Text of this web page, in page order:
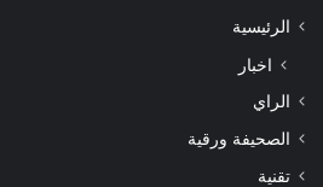
الرئيسية
اخبار
الراي
الصحيفة ورقية
تقنية